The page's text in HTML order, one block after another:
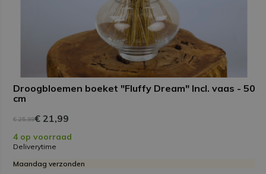
Droogbloemen boeket "Fluffy Dream" Incl. vaas - 50
cm
€ 25,99€ 21,99
4 op voorraad
Deliverytime
Maandag verzonden